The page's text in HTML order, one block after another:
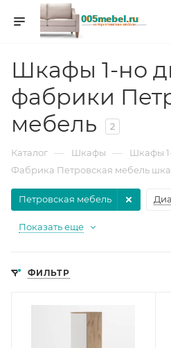
Шкафы 1-но
фабрики
мебель
2
Каталог — Шкафы — Шкафы
Фабрика Петровская мебель
Петровская мебель
Показать еще
ФИЛЬТР